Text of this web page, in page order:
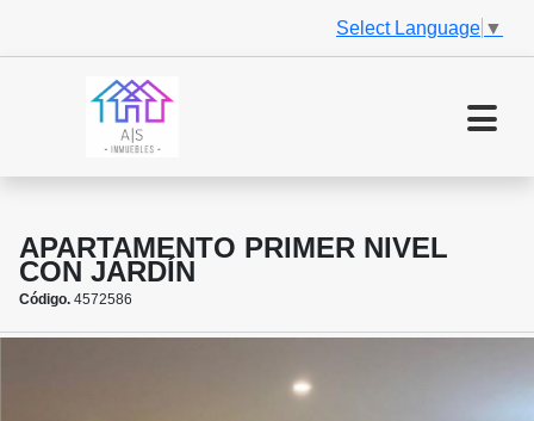
Select Language ▼
APARTAMENTO PRIMER NIVEL
CON JARDÍN
Código. 4572586